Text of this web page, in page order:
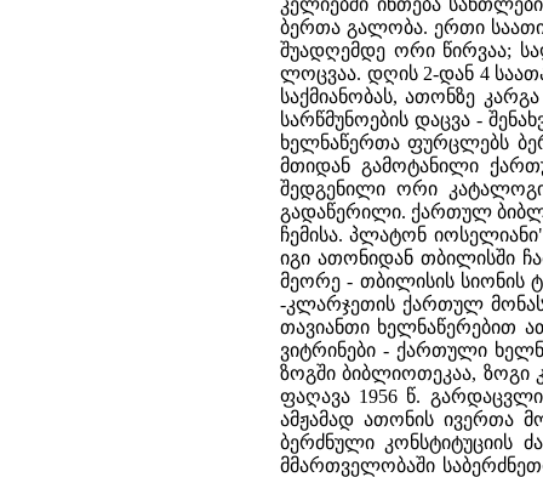
კელიებში ინთება
ბერთა გალობა. ერთი
შუადღემდე ორი წირვაა;
ლოცვაა. დღის 2-დან 4
საქმიანობას, ათონზე
სარწმუნოების დაცვა -
ხელნაწერთა ფურცლებს
მთიდან გამოტანილი
შედგენილი ორი
გადაწერილი. ქართულ
ჩემისა. პლატონ
იგი ათონიდან თბილისში
მეორე - თბილისის სიონის
-კლარჯეთის ქართულ
თავიანთი ხელნაწერებით
ვიტრინები - ქართული
ზოგში ბიბლიოთეკაა, ზოგი
ფაღავა 1956 წ.
ამჟამად ათონის ივერთა
ბერძნული კონსტიტუციის
მმართველობაში